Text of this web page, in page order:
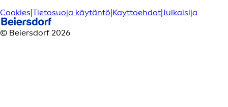
Cookies|Tietosuoja käytäntö|Kayttoehdot|Julkaisija
© Beiersdorf 2026